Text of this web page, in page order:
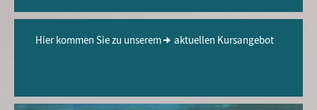
Hier kommen Sie zu unserem aktuellen Kursangebot